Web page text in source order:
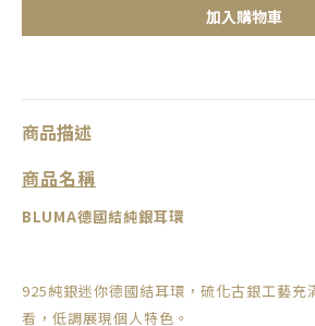
加入購物車
商品描述
商品名稱
BLUMA德國結純銀耳環
925純銀迷你德國結耳環， 硫化古銀工藝充
看， 低調展現個人特色。